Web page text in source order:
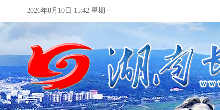
2026年8月10日 15:42 星期一